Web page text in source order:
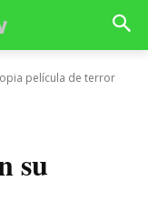
película de terror
su